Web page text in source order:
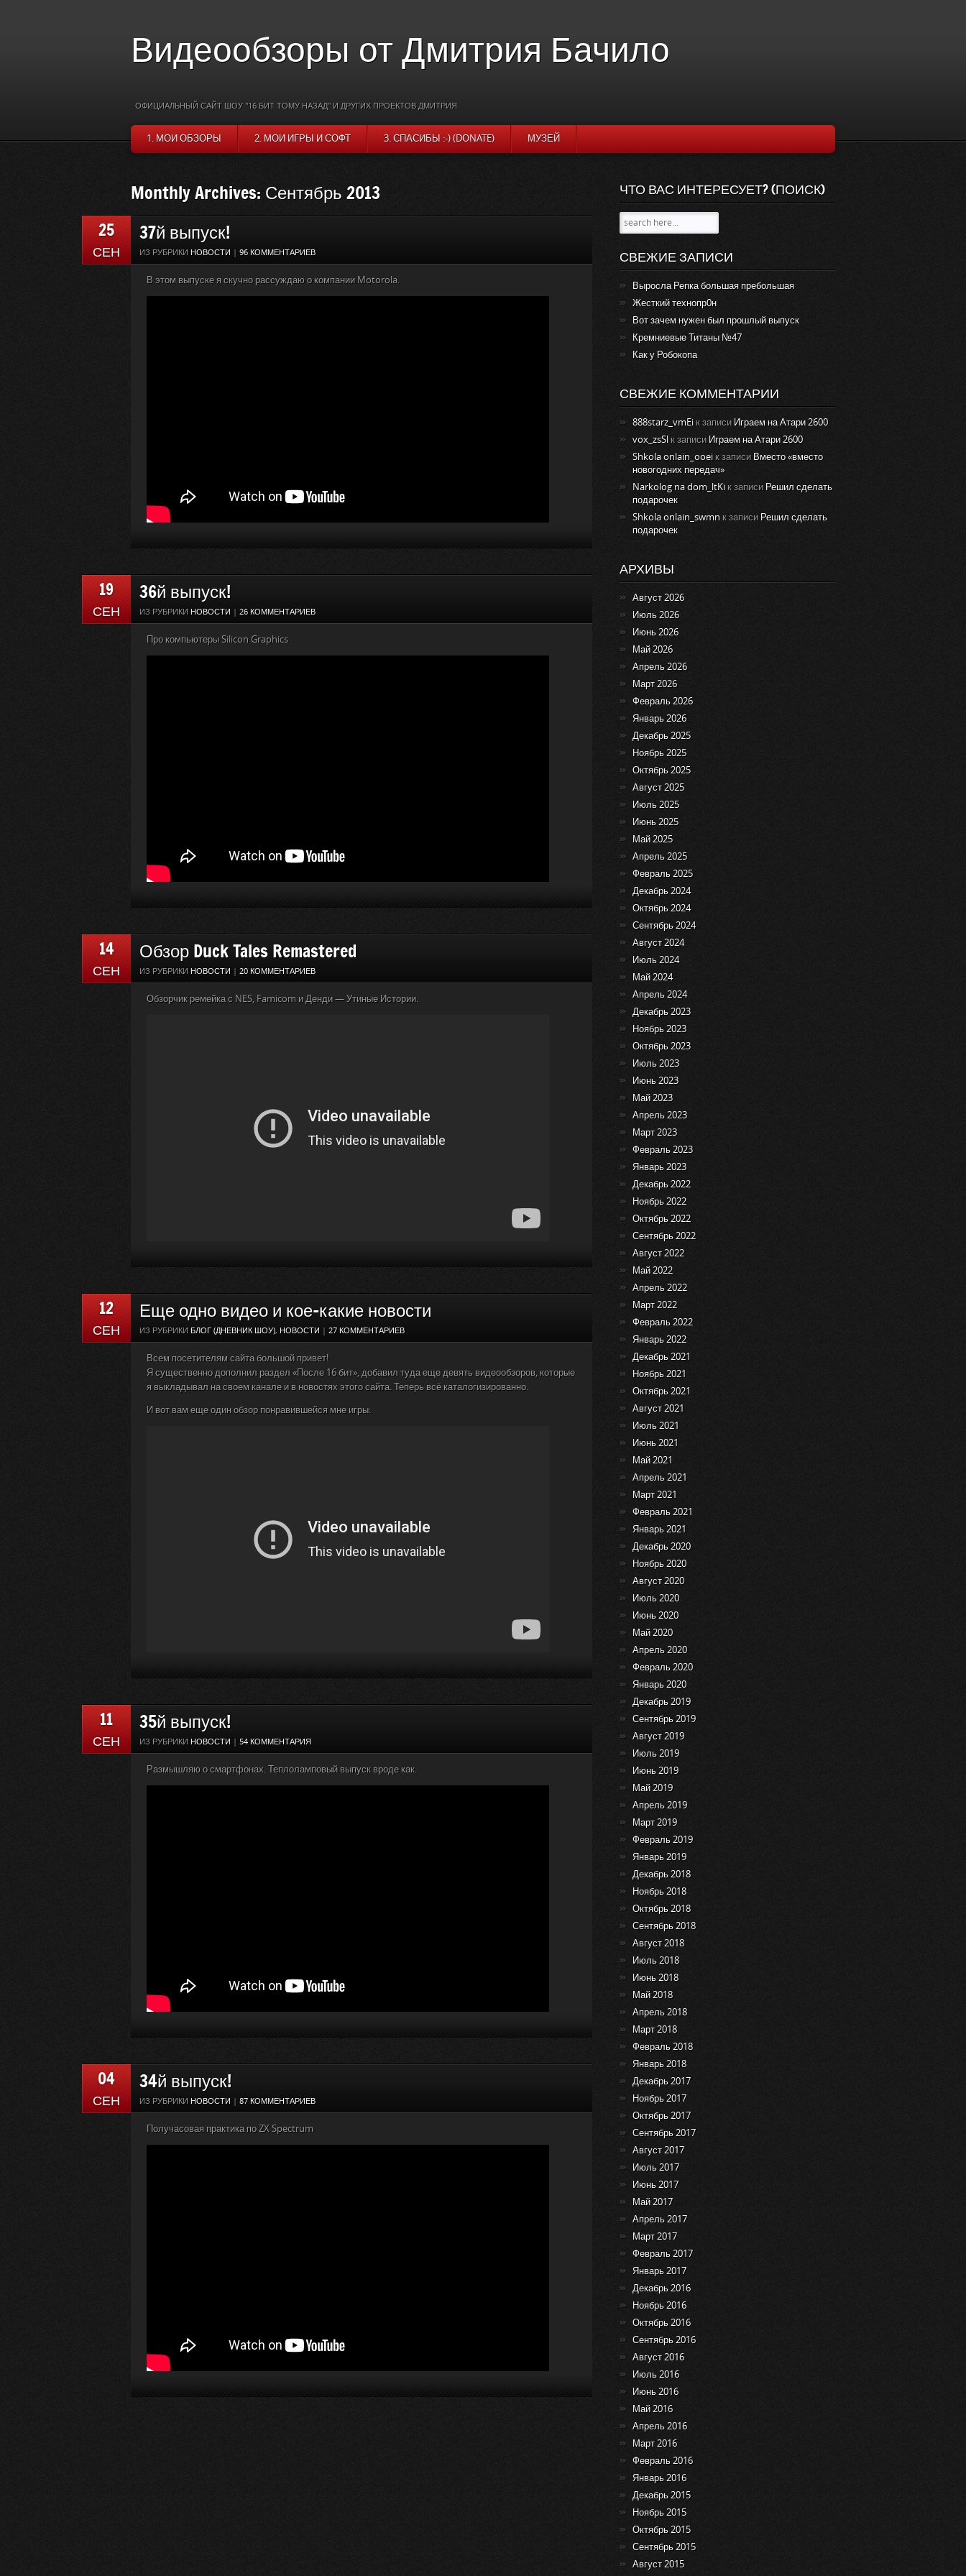
Видеообзоры от Дмитрия Бачило
ОФИЦИАЛЬНЫЙ САЙТ ШОУ "16 БИТ ТОМУ НАЗАД" И ДРУГИХ ПРОЕКТОВ ДМИТРИЯ
1. МОИ ОБЗОРЫ 2. МОИ ИГРЫ И СОФТ 3. СПАСИБЫ :-) (DONATE) МУЗЕЙ
Monthly Archives: Сентябрь 2013
25
СЕН
37й выпуск!
ИЗ РУБРИКИ НОВОСТИ | 96 КОММЕНТАРИЕВ
В этом выпуске я скучно рассуждаю о компании Motorola.
19
СЕН
36й выпуск!
ИЗ РУБРИКИ НОВОСТИ | 26 КОММЕНТАРИЕВ
Про компьютеры Silicon Graphics
14
СЕН
Обзор Duck Tales Remastered
ИЗ РУБРИКИ НОВОСТИ | 20 КОММЕНТАРИЕВ
Обзорчик ремейка с NES, Famicom и Денди — Утиные Истории.
12
СЕН
Еще одно видео и кое-какие новости
ИЗ РУБРИКИ БЛОГ (ДНЕВНИК ШОУ), НОВОСТИ | 27 КОММЕНТАРИЕВ
Всем посетителям сайта большой привет!
Я существенно дополнил раздел «После 16 бит», добавил туда еще девять видеообзоров, которые
я выкладывал на своем канале и в новостях этого сайта. Теперь всё каталогизированно.
И вот вам еще один обзор понравившейся мне игры:
11
СЕН
35й выпуск!
ИЗ РУБРИКИ НОВОСТИ | 54 КОММЕНТАРИЯ
Размышляю о смартфонах. Теплоламповый выпуск вроде как.
04
СЕН
34й выпуск!
ИЗ РУБРИКИ НОВОСТИ | 87 КОММЕНТАРИЕВ
Получасовая практика по ZX Spectrum
ЧТО ВАС ИНТЕРЕСУЕТ? (ПОИСК)
СВЕЖИЕ ЗАПИСИ
Выросла Репка большая пребольшая
Жесткий технопр0н
Вот зачем нужен был прошлый выпуск
Кремниевые Титаны №47
Как у Робокопа
СВЕЖИЕ КОММЕНТАРИИ
888starz_vmEi к записи Играем на Атари 2600
vox_zsSl к записи Играем на Атари 2600
Shkola onlain_ooei к записи Вместо «вместо
новогодних передач»
Narkolog na dom_ltKi к записи Решил сделать
подарочек
Shkola onlain_swmn к записи Решил сделать
подарочек
АРХИВЫ
Август 2026
Июль 2026
Июнь 2026
Май 2026
Апрель 2026
Март 2026
Февраль 2026
Январь 2026
Декабрь 2025
Ноябрь 2025
Октябрь 2025
Август 2025
Июль 2025
Июнь 2025
Май 2025
Апрель 2025
Февраль 2025
Декабрь 2024
Октябрь 2024
Сентябрь 2024
Август 2024
Июль 2024
Май 2024
Апрель 2024
Декабрь 2023
Ноябрь 2023
Октябрь 2023
Июль 2023
Июнь 2023
Май 2023
Апрель 2023
Март 2023
Февраль 2023
Январь 2023
Декабрь 2022
Ноябрь 2022
Октябрь 2022
Сентябрь 2022
Август 2022
Май 2022
Апрель 2022
Март 2022
Февраль 2022
Январь 2022
Декабрь 2021
Ноябрь 2021
Октябрь 2021
Август 2021
Июль 2021
Июнь 2021
Май 2021
Апрель 2021
Март 2021
Февраль 2021
Январь 2021
Декабрь 2020
Ноябрь 2020
Август 2020
Июль 2020
Июнь 2020
Май 2020
Апрель 2020
Февраль 2020
Январь 2020
Декабрь 2019
Сентябрь 2019
Август 2019
Июль 2019
Июнь 2019
Май 2019
Апрель 2019
Март 2019
Февраль 2019
Январь 2019
Декабрь 2018
Ноябрь 2018
Октябрь 2018
Сентябрь 2018
Август 2018
Июль 2018
Июнь 2018
Май 2018
Апрель 2018
Март 2018
Февраль 2018
Январь 2018
Декабрь 2017
Ноябрь 2017
Октябрь 2017
Сентябрь 2017
Август 2017
Июль 2017
Июнь 2017
Май 2017
Апрель 2017
Март 2017
Февраль 2017
Январь 2017
Декабрь 2016
Ноябрь 2016
Октябрь 2016
Сентябрь 2016
Август 2016
Июль 2016
Июнь 2016
Май 2016
Апрель 2016
Март 2016
Февраль 2016
Январь 2016
Декабрь 2015
Ноябрь 2015
Октябрь 2015
Сентябрь 2015
Август 2015